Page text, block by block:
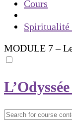
Cours
Spiritualité
MODULE 7 –